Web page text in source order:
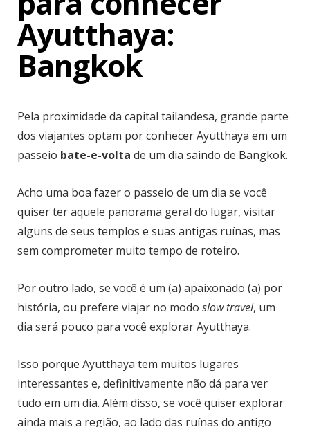
Ayutthaya:
Bangkok
Pela proximidade da capital tailandesa, grande parte
dos viajantes optam por conhecer Ayutthaya em um
passeio bate-e-volta de um dia saindo de Bangkok.
Acho uma boa fazer o passeio de um dia se você
quiser ter aquele panorama geral do lugar, visitar
alguns de seus templos e suas antigas ruínas, mas
sem comprometer muito tempo de roteiro.
Por outro lado, se você é um (a) apaixonado (a) por
história, ou prefere viajar no modo slow travel, um
dia será pouco para você explorar Ayutthaya.
Isso porque Ayutthaya tem muitos lugares
interessantes e, definitivamente não dá para ver
tudo em um dia. Além disso, se você quiser explorar
ainda mais a região, ao lado das ruínas do antigo